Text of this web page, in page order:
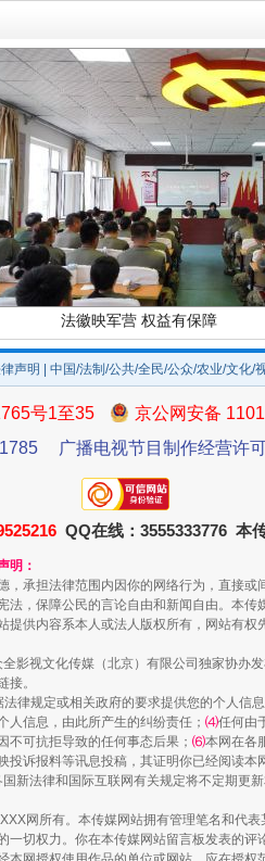
法徽映军营 权益有保障
一批国家标准开始实施
声明 | 中国/法制/公共/全民/公众/农业/文化/
号1至35
京公网安备
广播电视节目制作经营许
QQ在线：3555333776 本
明：
承担法律范围内因你的网络行为，直接
，保障公民的言论自由和新闻自由。本
供内容系本人或法人版权所有，网站有
影视文化传媒（北京）有限公司独家协办
接。
法律规定或相关政府的要求提供您的个人信息
信息，由此所产生的纠纷责任； ⑷任何由
因不可抗拒导致的任何事态后果； ⑹本网在各
诉报料等讯息投稿，其证明你已经阅读
新法律和国际互联网有关规定将不定期更新
网所有。本传媒网站拥有管理笔名和代
切权力。你在本传媒网站留言板发表的